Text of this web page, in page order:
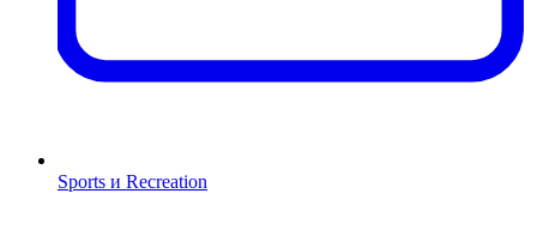
Sports и Recreation